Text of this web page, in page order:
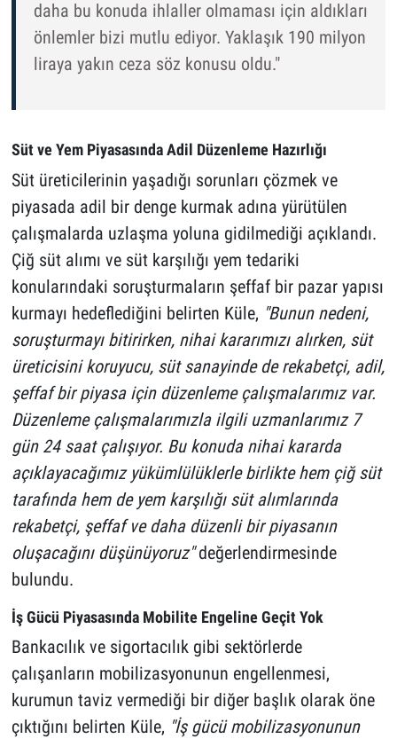
daha bu konuda ihlaller olmaması için aldıkları
önlemler bizi mutlu ediyor. Yaklaşık 190 milyon
liraya yakın ceza söz konusu oldu."
Süt ve Yem Piyasasında Adil Düzenleme Hazırlığı
Süt üreticilerinin yaşadığı sorunları çözmek ve
piyasada adil bir denge kurmak adına yürütülen
çalışmalarda uzlaşma yoluna gidilmediği açıklandı.
Çiğ süt alımı ve süt karşılığı yem tedariki
konularındaki soruşturmaların şeffaf bir pazar yapısı
kurmayı hedeflediğini belirten Küle, "Bunun nedeni,
soruşturmayı bitirirken, nihai kararımızı alırken, süt
üreticisini koruyucu, süt sanayinde de rekabetçi, adil,
şeffaf bir piyasa için düzenleme çalışmalarımız var.
Düzenleme çalışmalarımızla ilgili uzmanlarımız 7
gün 24 saat çalışıyor. Bu konuda nihai kararda
açıklayacağımız yükümlülüklerle birlikte hem çiğ süt
tarafında hem de yem karşılığı süt alımlarında
rekabetçi, şeffaf ve daha düzenli bir piyasanın
oluşacağını düşünüyoruz"değerlendirmesinde
bulundu.
İş Gücü Piyasasında Mobilite Engeline Geçit Yok
Bankacılık ve sigortacılık gibi sektörlerde
çalışanların mobilizasyonunun engellenmesi,
kurumun taviz vermediği bir diğer başlık olarak öne
çıktığını belirten Küle, "İş gücü mobilizasyonunun